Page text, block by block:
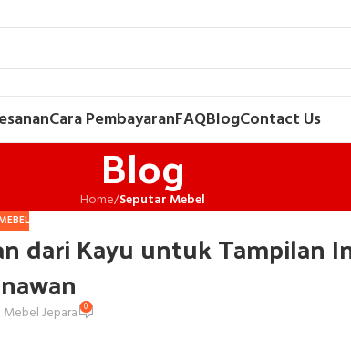
Cara PembayaranFAQBlogContact Us
Blog
Home/Seputar Mebel
dari Kayu untuk Tampilan
Jepara 0